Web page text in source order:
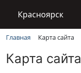
Красноярск
Главная Карта сайта
Карта сайта